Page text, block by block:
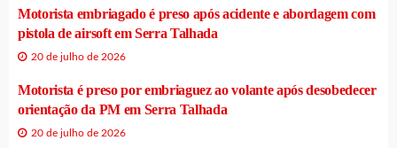
Motorista embriagado é preso após acidente e abordagem com
pistola de airsoft em Serra Talhada
20 de julho de 2026
Motorista é preso por embriaguez ao volante após desobedecer
orientação da PM em Serra Talhada
20 de julho de 2026